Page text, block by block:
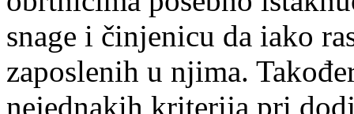
snage i činjenicu da iako
zaposlenih u njima.
nejednakih kriterija pri